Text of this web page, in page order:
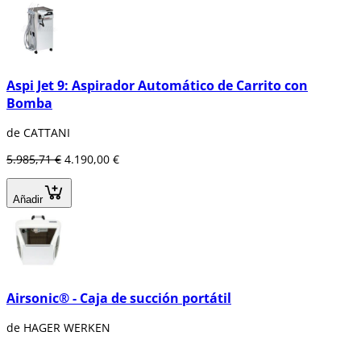
Aspi Jet 9: Aspirador Automático de Carrito con
Bomba
de CATTANI
5.985,71 € 4.190,00 €
Añadir
Airsonic® - Caja de succión portátil
de HAGER WERKEN